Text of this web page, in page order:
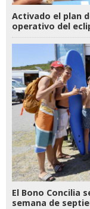
Activado el plan
operativo del
El Bono Concilia
semana de